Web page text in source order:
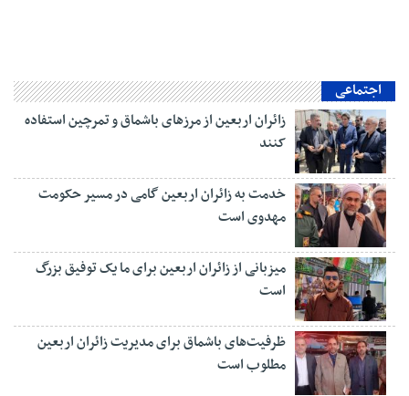
اجتماعی
زائران اربعین از مرزهای باشماق و تمرچین استفاده
کنند
خدمت به زائران اربعین گامی در مسیر حکومت
مهدوی است
میزبانی از زائران اربعین برای ما یک توفیق بزرگ
است
ظرفیت‌های باشماق برای مدیریت زائران اربعین
مطلوب است